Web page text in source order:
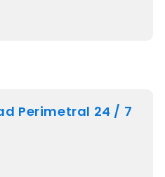
Perimetral 24 / 7